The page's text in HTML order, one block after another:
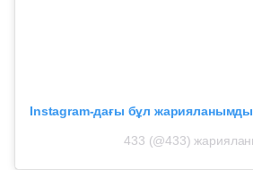
Instagram-дағы бұл
433 (@433)